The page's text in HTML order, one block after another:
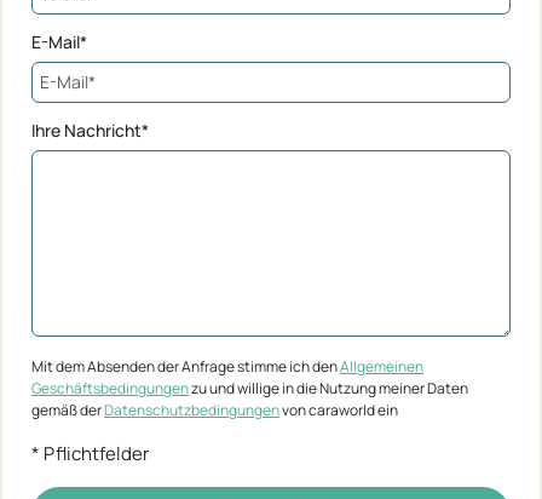
E-Mail*
Ihre Nachricht*
Mit dem Absenden der Anfrage stimme ich denAllgemeinen
Geschäftsbedingungenzu und willige in die Nutzung meiner Daten
gemäß derDatenschutzbedingungenvon caraworld ein
* Pflichtfelder